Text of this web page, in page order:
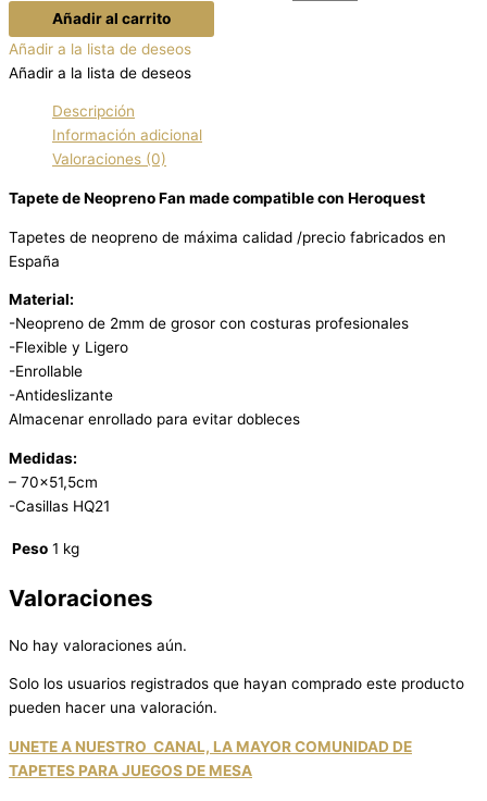
Añadir al carrito
Añadir a la lista de deseos
Añadir a la lista de deseos
Descripción
Información adicional
Valoraciones (0)
Tapete de Neopreno Fan made compatible con Heroquest
Tapetes de neopreno de máxima calidad /precio fabricados en
España
Material:
-Neopreno de 2mm de grosor con costuras profesionales
-Flexible y Ligero
-Enrollable
-Antideslizante
Almacenar enrollado para evitar dobleces
Medidas:
– 70×51,5cm
-Casillas HQ21
Peso 1 kg
Valoraciones
No hay valoraciones aún.
Solo los usuarios registrados que hayan comprado este producto
pueden hacer una valoración.
UNETE A NUESTRO CANAL, LA MAYOR COMUNIDAD DE
TAPETES PARA JUEGOS DE MESA